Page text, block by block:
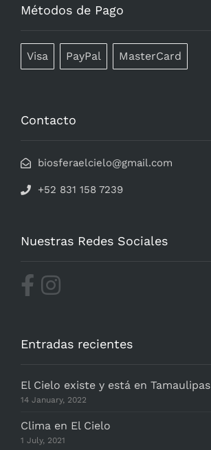
Métodos de Pago
Visa PayPal MasterCard
Contacto
biosferaelcielo@gmail.com
+52 831 158 7239
Nuestras Redes Sociales
Entradas recientes
El Cielo existe y está en Tamaulipas
14 January, 2022
Clima en El Cielo
1 July, 2021